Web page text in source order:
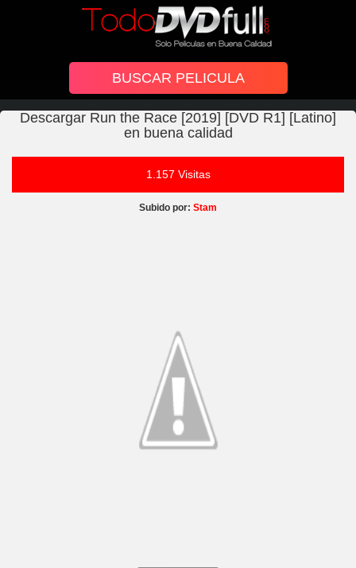
Descargar Run the Race [2019] [DVD R1] [Latino]
en buena calidad
1.157 Visitas
Subido por: Stam